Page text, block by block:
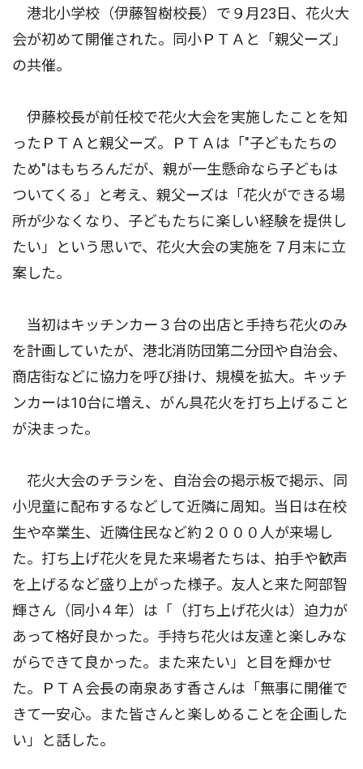
港北小学校（伊藤智樹校長）で９月23日、花火大
会が初めて開催された。同小ＰＴＡと「親父ーズ」
の共催。
伊藤校長が前任校で花火大会を実施したことを知
ったＰＴＡと親父ーズ。ＰＴＡは「"子どもたちの
ため"はもちろんだが、親が一生懸命なら子どもは
ついてくる」と考え、親父ーズは「花火ができる場
所が少なくなり、子どもたちに楽しい経験を提供し
たい」という思いで、花火大会の実施を７月末に立
案した。
当初はキッチンカー３台の出店と手持ち花火のみ
を計画していたが、港北消防団第二分団や自治会、
商店街などに協力を呼び掛け、規模を拡大。キッチ
ンカーは10台に増え、がん具花火を打ち上げること
が決まった。
花火大会のチラシを、自治会の掲示板で掲示、同
小児童に配布するなどして近隣に周知。当日は在校
生や卒業生、近隣住民など約２０００人が来場し
た。打ち上げ花火を見た来場者たちは、拍手や歓声
を上げるなど盛り上がった様子。友人と来た阿部智
輝さん（同小４年）は「（打ち上げ花火は）迫力が
あって格好良かった。手持ち花火は友達と楽しみな
がらできて良かった。また来たい」と目を輝かせ
た。ＰＴＡ会長の南泉あす香さんは「無事に開催で
きて一安心。また皆さんと楽しめることを企画した
い」と話した。